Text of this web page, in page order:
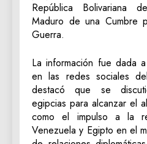
República Bolivariana
Maduro de una Cumbre
Guerra.
La información fue dada
en las redes sociales
destacó que se
egipcias para alcanzar el
como el impulso a la
Venezuela y Egipto en el